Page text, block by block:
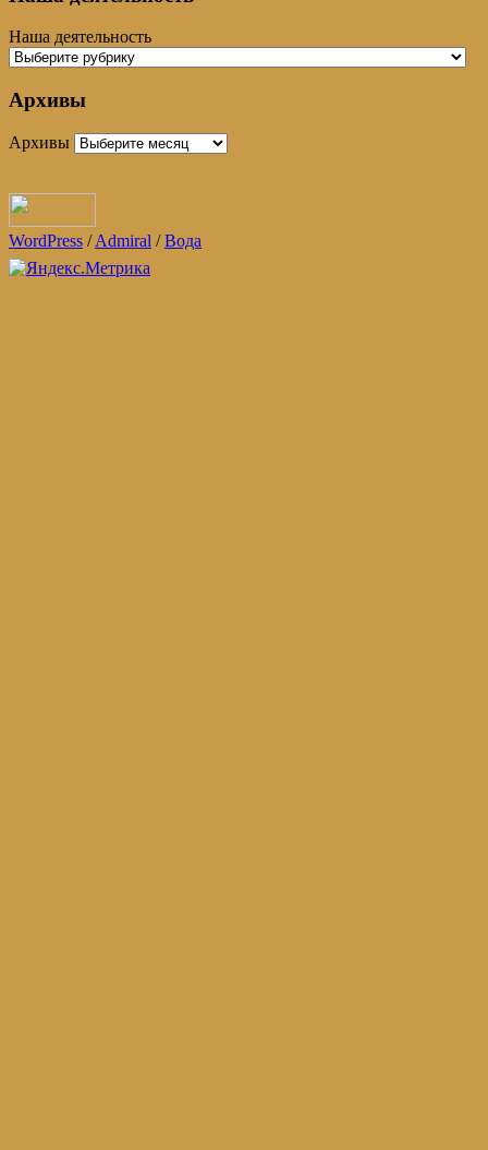
Наша деятельность
Архивы
Архивы
WordPress /Admiral /Вода